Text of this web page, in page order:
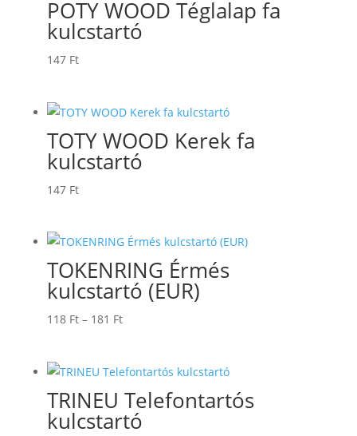
POTY WOOD Téglalap fa
kulcstartó
147 Ft
TOTY WOOD Kerek fa
kulcstartó
147 Ft
TOKENRING Érmés
kulcstartó (EUR)
118 Ft – 181 FtÁrtartomány:
181 Ft
TRINEU Telefontartós
kulcstartó